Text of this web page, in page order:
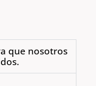
que nosotros